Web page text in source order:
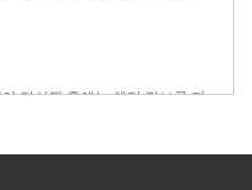
달성된 후에는 해당 정보를 지